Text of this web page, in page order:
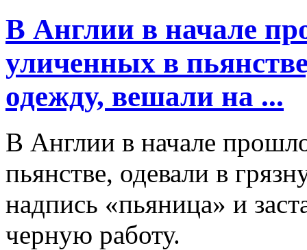
В Англии в начале
уличенных в
одежду, вешали на ...
В Англии в начале
пьянстве, одевали в
надпись «пьяница» и
черную работу.